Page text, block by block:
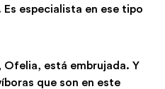
especialista en ese tipo
está embrujada. Y
que son en este